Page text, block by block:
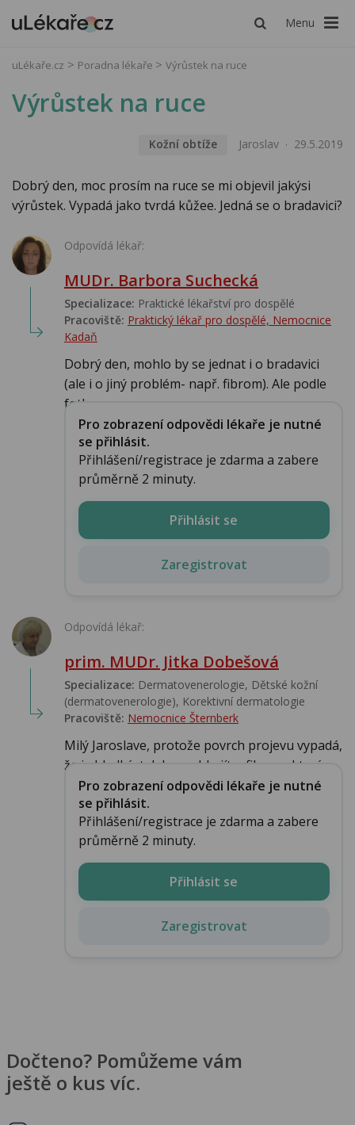
Menu
uLékaře.cz Poradna lékaře Výrůstek na ruce
Výrůstek na ruce
Kožní obtíže Jaroslav 29.5.2019
Dobrý den, moc prosím na ruce se mi objevil jakýsi
výrůstek. Vypadá jako tvrdá kůžee. Jedná se o bradavici?
Odpovídá lékař:
MUDr. Barbora Suchecká
Specializace: Praktické lékařství pro dospělé
Pracoviště: Praktický lékař pro dospělé, Nemocnice
Kadaň
Dobrý den, mohlo by se jednat i o bradavici
(ale i o jiný problém- např. fibrom). Ale podle
fotk...
Pro zobrazení odpovědi lékaře je nutné
se přihlásit.
Přihlášení/registrace je zdarma a zabere
průměrně 2 minuty.
Přihlásit se
Zaregistrovat
Odpovídá lékař:
prim. MUDr. Jitka Dobešová
Specializace: Dermatovenerologie, Dětské kožní
(dermatovenerologie), Korektivní dermatologie
Pracoviště: Nemocnice Šternberk
Milý Jaroslave, protože povrch projevu vypadá,
že je hladký, tak by mohlo jít o fibrom, který...
Pro zobrazení odpovědi lékaře je nutné
se přihlásit.
Přihlášení/registrace je zdarma a zabere
průměrně 2 minuty.
Přihlásit se
Zaregistrovat
Dočteno? Pomůžeme vám
ještě o kus víc.